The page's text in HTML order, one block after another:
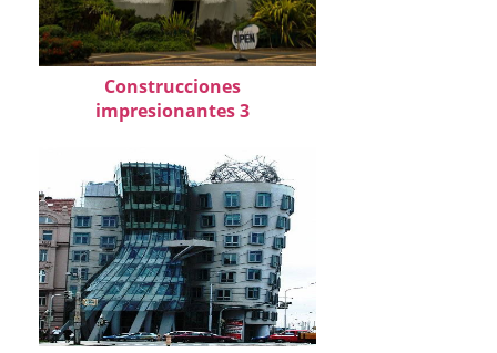
Construcciones
impresionantes 3